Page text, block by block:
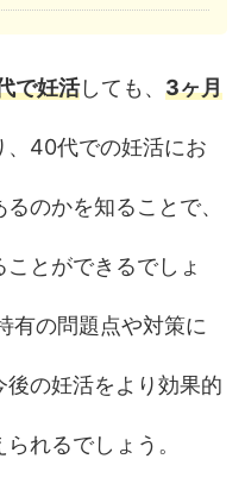
で妊活しても、 3ヶ月
、40代での妊活にお
のかを知ることで、
とができるでしょ
有の問題点や対策に
の妊活をより効果的
れるでしょう。